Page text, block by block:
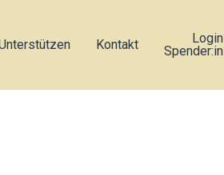
Kontakt
Login
Spender:in